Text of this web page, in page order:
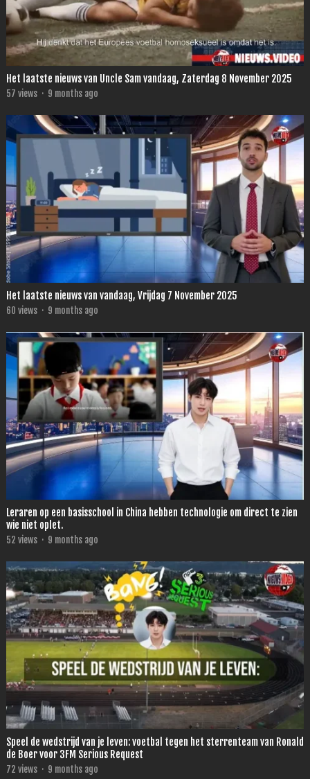
Het laatste nieuws van Uncle Sam vandaag, Zaterdag 8 November 2025
57 views · 9 months ago
Het laatste nieuws van vandaag, Vrijdag 7 November 2025
60 views · 9 months ago
Leraren op een basisschool in China hebben technologie om direct te zien
wie niet oplet.
52 views · 9 months ago
Speel de wedstrijd van je leven: voetbal tegen het sterrenteam van Ronald
de Boer voor 3FM Serious Request
72 views · 9 months ago